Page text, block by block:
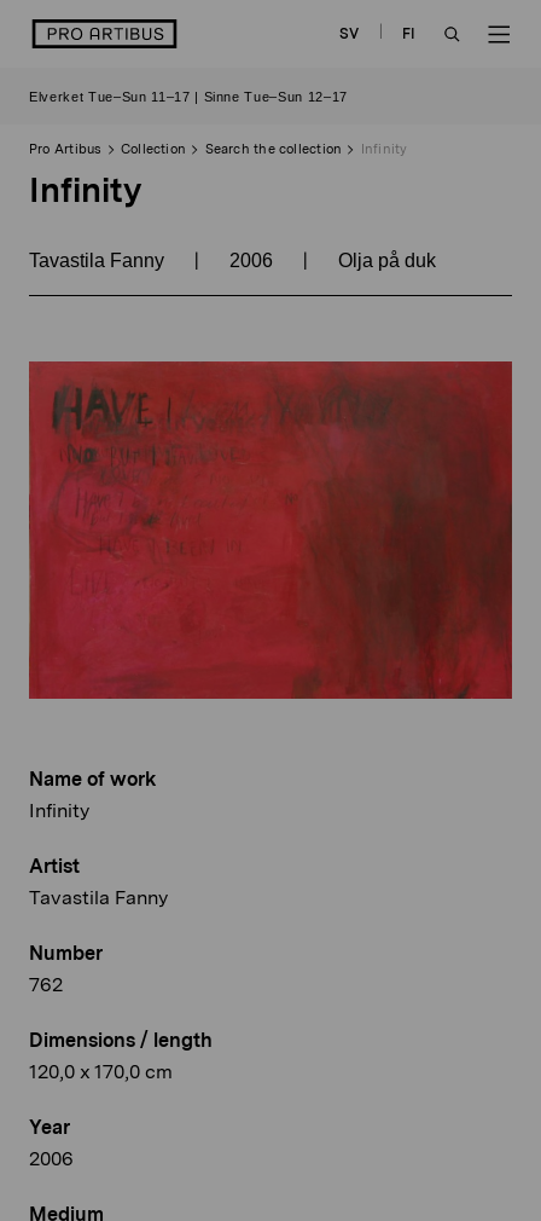
logo SV
FI
Elverket Tue–Sun 11–17 | Sinne Tue–Sun 12–17
Pro Artibus Collection Search the collection Infinity
Infinity
Tavastila Fanny | 2006 | Olja på duk
Name of work
Infinity
Artist
Tavastila Fanny
Number
762
Dimensions / length
120,0 x 170,0 cm
Year
2006
Medium